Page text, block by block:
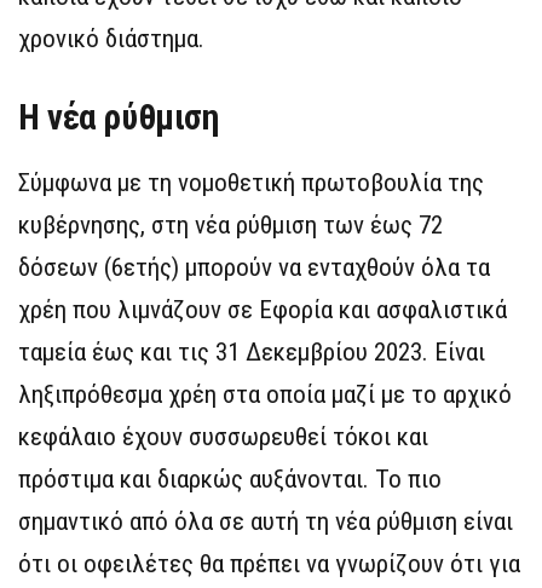
χρονικό διάστημα.
Η νέα ρύθμιση
Σύμφωνα με τη νομοθετική πρωτοβουλία της
κυβέρνησης, στη νέα ρύθμιση των έως 72
δόσεων (6ετής) μπορούν να ενταχθούν όλα τα
χρέη που λιμνάζουν σε Εφορία και ασφαλιστικά
ταμεία έως και τις 31 Δεκεμβρίου 2023. Είναι
ληξιπρόθεσμα χρέη στα οποία μαζί με το αρχικό
κεφάλαιο έχουν συσσωρευθεί τόκοι και
πρόστιμα και διαρκώς αυξάνονται. Το πιο
σημαντικό από όλα σε αυτή τη νέα ρύθμιση είναι
ότι οι οφειλέτες θα πρέπει να γνωρίζουν ότι για